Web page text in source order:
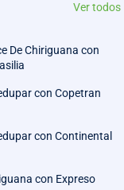
Ver todos
De Chiriguana con
con Copetran
con Continental
con Expreso